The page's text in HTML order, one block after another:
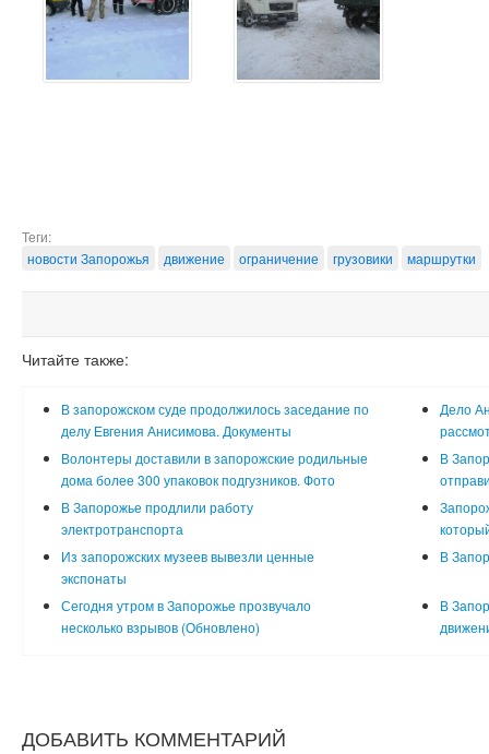
Теги:
новости Запорожья
движение ограничение грузовики маршрутки
Читайте также:
В запорожском суде продолжилось заседание по
делу Евгения Анисимова. Документы
Дело
Волонтеры доставили в запорожские родильные
дома более 300 упаковок подгузников. Фото
В
В Запорожье продлили работу
электротранспорта
Из запорожских музеев вывезли ценные
экспонаты
В
Сегодня утром в Запорожье прозвучало
несколько взрывов (Обновлено)
В
ДОБАВИТЬ КОММЕНТАРИЙ